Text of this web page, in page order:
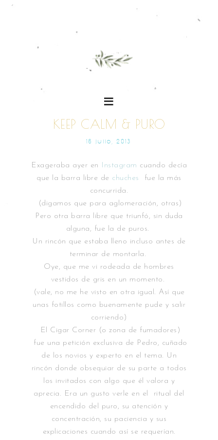
KEEP CALM & PURO
16 JULIO, 2013
Exageraba ayer en Instagram cuando decía
que la barra libre de chuches
fue la más
concurrida.
(digamos que para aglomeración, otras)
Pero otra barra libre que triunfó, sin duda
alguna, fue la de puros.
Un rincón que estaba lleno incluso antes de
terminar de montarla.
Oye, que me vi rodeada de hombres
vestidos de gris en un momento.
(vale, no me he visto en otra igual. Así que
unas fotillos como buenamente pude y salir
corriendo)
El Cigar Corner (o zona de fumadores)
fue una petición exclusiva de Pedro, cuñado
de los novios y experto en el tema. Un
rincón donde obsequiar de su parte a todos
los invitados con algo que él valora y
aprecia. Era un gusto verle en el ritual del
encendido del puro, su atención y
concentración, su paciencia y sus
explicaciones cuando así se requerían.